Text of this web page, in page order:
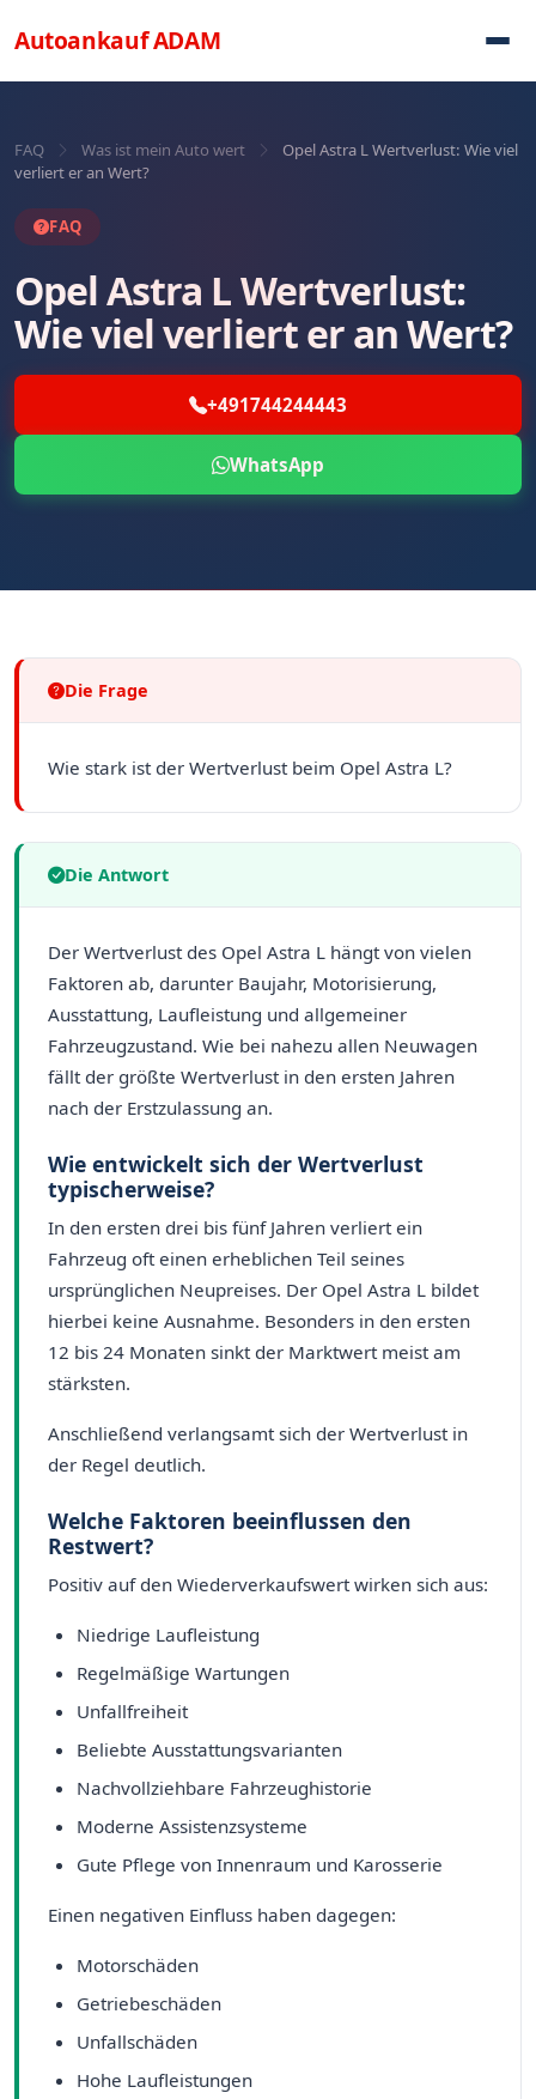
AutoankaufADAM
FAQ Was ist mein Auto wert
Opel Astra L Wertverlust: Wie viel
verliert er an Wert?
FAQ
Opel Astra L Wertverlust:
Wie viel verliert er an Wert?
+491744244443
WhatsApp
Die Frage
Wie stark ist der Wertverlust beim Opel Astra L?
Die Antwort
Der Wertverlust des Opel Astra L hängt von vielen
Faktoren ab, darunter Baujahr, Motorisierung,
Ausstattung, Laufleistung und allgemeiner
Fahrzeugzustand. Wie bei nahezu allen Neuwagen
fällt der größte Wertverlust in den ersten Jahren
nach der Erstzulassung an.
Wie entwickelt sich der Wertverlust
typischerweise?
In den ersten drei bis fünf Jahren verliert ein
Fahrzeug oft einen erheblichen Teil seines
ursprünglichen Neupreises. Der Opel Astra L bildet
hierbei keine Ausnahme. Besonders in den ersten
12 bis 24 Monaten sinkt der Marktwert meist am
stärksten.
Anschließend verlangsamt sich der Wertverlust in
der Regel deutlich.
Welche Faktoren beeinflussen den
Restwert?
Positiv auf den Wiederverkaufswert wirken sich aus:
Niedrige Laufleistung
Regelmäßige Wartungen
Unfallfreiheit
Beliebte Ausstattungsvarianten
Nachvollziehbare Fahrzeughistorie
Moderne Assistenzsysteme
Gute Pflege von Innenraum und Karosserie
Einen negativen Einfluss haben dagegen:
Motorschäden
Getriebeschäden
Unfallschäden
Hohe Laufleistungen